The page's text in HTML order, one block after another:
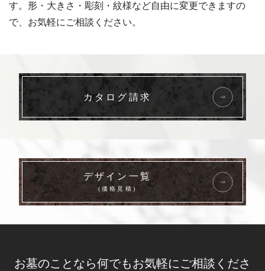
す。形・大きさ・彫刻・紋様など自由に変更できますの
で、お気軽にご相談ください。
カタログ請求
デザイン一覧
(価格見積)
お墓のことなら何でもお気軽にご相談くださ